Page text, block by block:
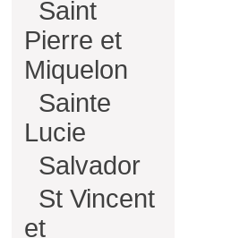
Saint
Pierre et
Miquelon
Sainte
Lucie
Salvador
St Vincent
et